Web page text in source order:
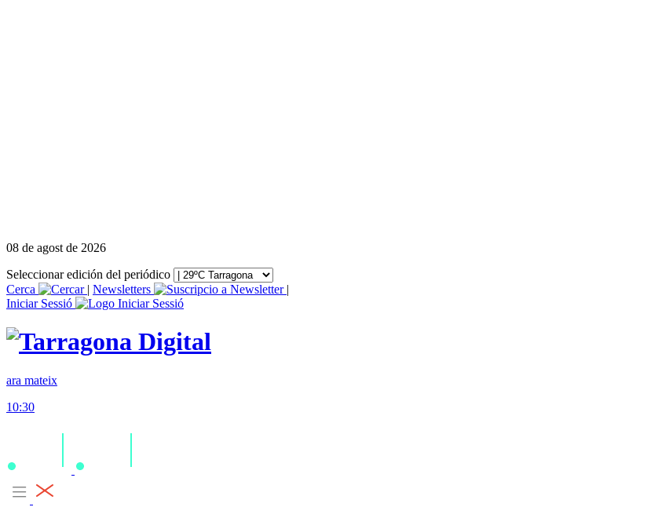
08 de agost de 2026
Seleccionar edición del periódico
Cerca
| Newsletters
|
Iniciar Sessió
ara mateix
10:30